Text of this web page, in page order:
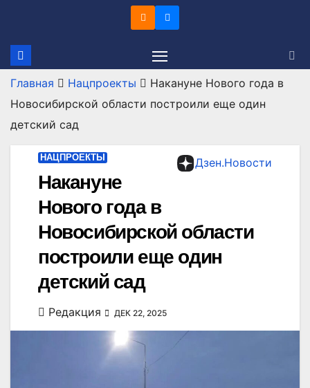
содержимому
Главная Нацпроекты
Накануне Нового года в
Новосибирской области построили еще один
детский сад
Дзен.Новости
НАЦПРОЕКТЫ
Накануне
Нового года в
Новосибирской области
построили еще один
детский сад
Редакция ДЕК 22, 2025